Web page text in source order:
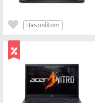
Hasonlítom